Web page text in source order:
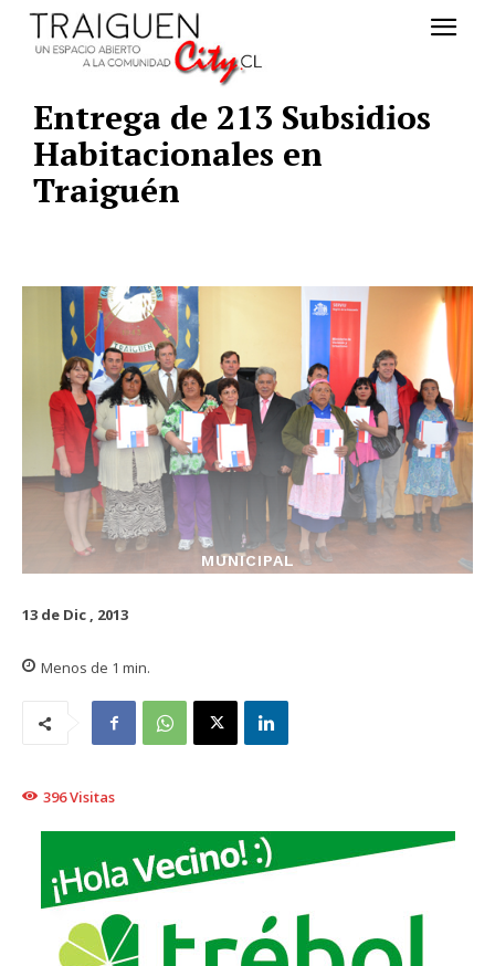
Entrega de 213 Subsidios
Habitacionales en
MUNICIPAL
13 de Dic , 2013
Menos de 1 min.
396Visitas